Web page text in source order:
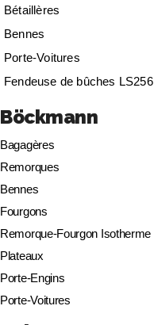
Bétaillères
Bennes
Porte-Voitures
Fendeuse de bûches LS256
Böckmann
Bagagères
Remorques
Bennes
Fourgons
Remorque-Fourgon Isotherme
Plateaux
Porte-Engins
Porte-Voitures